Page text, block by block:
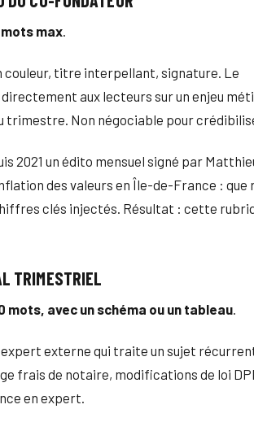
max.
titre interpellant, signature. Le
aux lecteurs sur un enjeu
trimestre. Non négociable pour
2021 un édito mensuel signé par
des valeurs en Île-de-France :
clés injectés. Résultat : cette
TRIMESTRIEL
avec un schéma ou un tableau.
externe qui traite un sujet
frais de notaire, modifications de loi
en expert.